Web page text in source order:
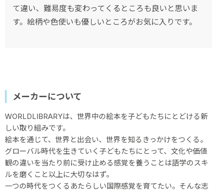
て違い、難易度も変わってくるところも良いと思いま
す。絵柄や色使いも優しいところがお気に入りです。
メーカーについて
WORLDLIBRARYは、世界中の絵本を子どもたちにとどける新
しい取り組みです。
絵本を通じて、世界と出会い、世界を知るきっかけをつくる。
グローバル時代を生きていく子どもたちにとって、文化や価値
観の違いを当たり前に受け止める感覚を養うことは語学のスキ
ルを磨くこと以上に大切なはず。
一つの時代をつくるあたらしい国際感覚を育てたい。そんな志